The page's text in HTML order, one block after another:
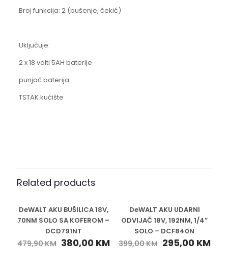
Broj funkcija: 2 (bušenje, čekić)
Uključuje:
2 x 18 volti 5AH baterije
punjač baterija
TSTAK kućište
Related products
-21%
DeWALT AKU BUŠILICA 18V,
70NM SOLO SA KOFEROM –
DCD791NT
479,90KM 380,00 KM
-26%
DeWALT AKU UDARNI
ODVIJAČ 18V, 192NM, 1/4”
SOLO – DCF840N
399,00KM 295,00 KM